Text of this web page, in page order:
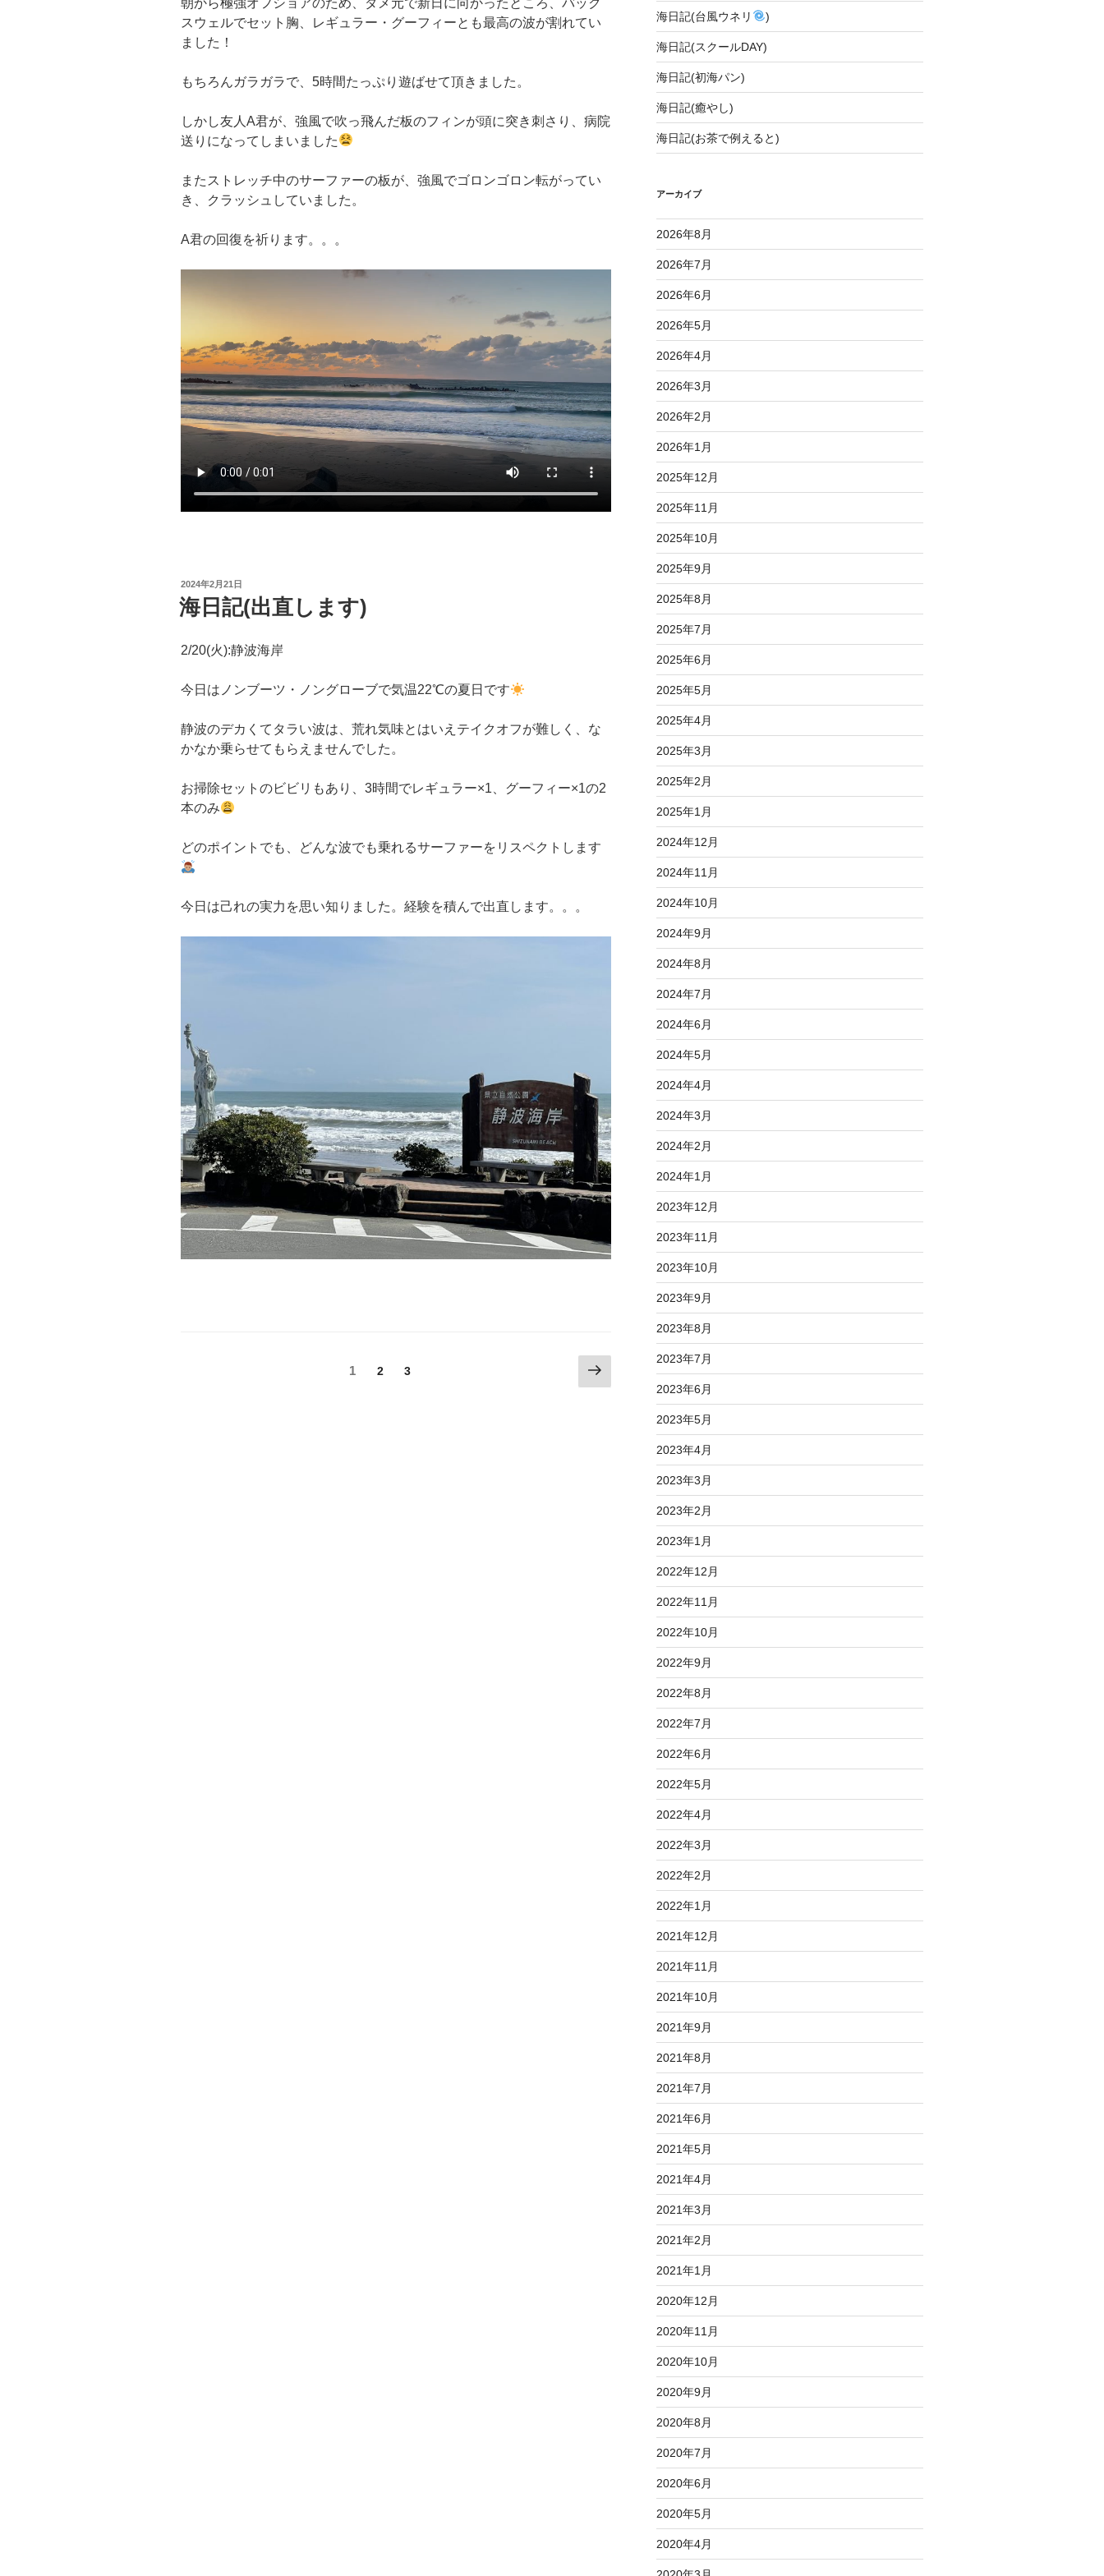
スウェルでセット胸、レギュラー・グーフィーとも最高の波が割れてい
ました！
もちろんガラガラで、5時間たっぷり遊ばせて頂きました。
しかし友人A君が、強風で吹っ飛んだ板のフィンが頭に突き刺さり、病院
送りになってしまいました
またストレッチ中のサーファーの板が、強風でゴロンゴロン転がってい
き、クラッシュしていました。
A君の回復を祈ります。。。
投
稿
日:
2024年2月21日
海日記(出直します)
2/20(火):静波海岸
今日はノンブーツ・ノングローブで気温22℃の夏日です
静波のデカくてタラい波は、荒れ気味とはいえテイクオフが難しく、な
かなか乗らせてもらえませんでした。
お掃除セットのビビリもあり、3時間でレギュラー×1、グーフィー×1の2
本のみ
どのポイントでも、どんな波でも乗れるサーファーをリスペクトします
今日は己れの実力を思い知りました。経験を積んで出直します。。。
固
1
固
2
固
3
次
の
海日記(台風ウネリ )
海日記(スクールDAY)
海日記(初海パン)
海日記(癒やし)
海日記(お茶で例えると)
アーカイブ
2026年8月
2026年7月
2026年6月
2026年5月
2026年4月
2026年3月
2026年2月
2026年1月
2025年12月
2025年11月
2025年10月
2025年9月
2025年8月
2025年7月
2025年6月
2025年5月
2025年4月
2025年3月
2025年2月
2025年1月
2024年12月
2024年11月
2024年10月
2024年9月
2024年8月
2024年7月
2024年6月
2024年5月
2024年4月
2024年3月
2024年2月
2024年1月
2023年12月
2023年11月
2023年10月
2023年9月
2023年8月
2023年7月
2023年6月
2023年5月
2023年4月
2023年3月
2023年2月
2023年1月
2022年12月
2022年11月
2022年10月
2022年9月
2022年8月
2022年7月
2022年6月
2022年5月
2022年4月
2022年3月
2022年2月
2022年1月
2021年12月
2021年11月
2021年10月
2021年9月
2021年8月
2021年7月
2021年6月
2021年5月
2021年4月
2021年3月
2021年2月
2021年1月
2020年12月
2020年11月
2020年10月
2020年9月
2020年8月
2020年7月
2020年6月
2020年5月
2020年4月